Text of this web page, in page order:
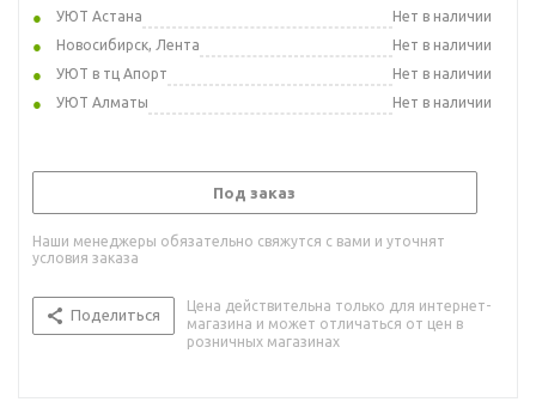
УЮТ Астана
Нет в наличии
Новосибирск, Лента
Нет в наличии
УЮТ в тц Апорт
Нет в наличии
УЮТ Алматы
Нет в наличии
Под заказ
Наши менеджеры обязательно свяжутся с вами и уточнят
условия заказа
Поделиться
Цена действительна только для интернет-
магазина и может отличаться от цен в
розничных магазинах